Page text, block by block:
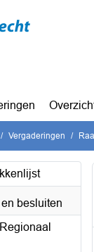
Vergaderingen
besluiten